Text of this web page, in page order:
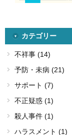
カテゴリー
不祥事 (14)
予防・未病 (21)
サポート (7)
不正疑惑 (1)
殺人事件 (1)
ハラスメント (1)